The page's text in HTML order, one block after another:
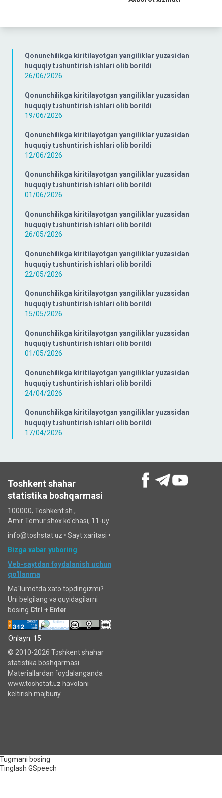
Qonunchilikga kiritilayotgan yangiliklar yuzasidan
huquqiy tushuntirish ishlari olib borildi
26/06/2026
Qonunchilikga kiritilayotgan yangiliklar yuzasidan
huquqiy tushuntirish ishlari olib borildi
19/06/2026
Qonunchilikga kiritilayotgan yangiliklar yuzasidan
huquqiy tushuntirish ishlari olib borildi
12/06/2026
Qonunchilikga kiritilayotgan yangiliklar yuzasidan
huquqiy tushuntirish ishlari olib borildi
01/06/2026
Qonunchilikga kiritilayotgan yangiliklar yuzasidan
huquqiy tushuntirish ishlari olib borildi
26/05/2026
Qonunchilikga kiritilayotgan yangiliklar yuzasidan
huquqiy tushuntirish ishlari olib borildi
22/05/2026
Qonunchilikga kiritilayotgan yangiliklar yuzasidan
huquqiy tushuntirish ishlari olib borildi
15/05/2026
Qonunchilikga kiritilayotgan yangiliklar yuzasidan
huquqiy tushuntirish ishlari olib borildi
01/05/2026
Qonunchilikga kiritilayotgan yangiliklar yuzasidan
huquqiy tushuntirish ishlari olib borildi
24/04/2026
Qonunchilikga kiritilayotgan yangiliklar yuzasidan
huquqiy tushuntirish ishlari olib borildi
17/04/2026
Toshkent shahar
statistika boshqarmasi
100000, Toshkent sh.,
Amir Temur shox ko'chasi, 11-uy
info@toshstat.uz • Sayt xaritasi •
Bizga xabar yuboring
Veb-saytdan foydalanish uchun
qo'llanma
Ma`lumotda xato topdingizmi?
Uni belgilang va quyidagilarni
bosing Ctrl + Enter
Onlayn: 15
© 2010-2026 Toshkent shahar
statistika boshqarmasi
Materiallardan foydalanganda
www.toshstat.uz havolani
keltirish majburiy.
Tugmani bosing
Tinglash GSpeech